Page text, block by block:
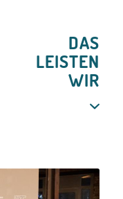
DAS
LEISTEN
WIR